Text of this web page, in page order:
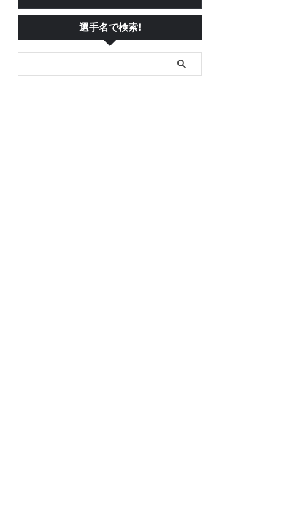
選手名で検索!